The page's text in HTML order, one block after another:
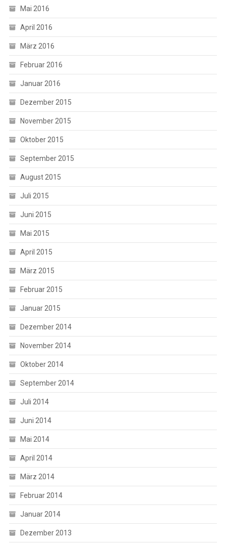
Mai 2016
April 2016
März 2016
Februar 2016
Januar 2016
Dezember 2015
November 2015
Oktober 2015
September 2015
August 2015
Juli 2015
Juni 2015
Mai 2015
April 2015
März 2015
Februar 2015
Januar 2015
Dezember 2014
November 2014
Oktober 2014
September 2014
Juli 2014
Juni 2014
Mai 2014
April 2014
März 2014
Februar 2014
Januar 2014
Dezember 2013